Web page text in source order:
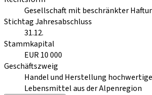
Gesellschaft mit beschränkter
Stichtag Jahresabschluss
31.12.
Stammkapital
EUR 10 000
Geschäftszweig
Handel und Herstellung
Lebensmittel aus der Alpenregion